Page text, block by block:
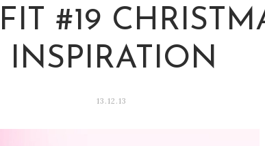
#19
INSPIRATION
13.12.13